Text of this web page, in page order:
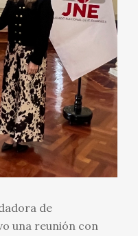
de
una reunión con